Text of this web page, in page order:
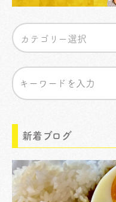
新着ブログ